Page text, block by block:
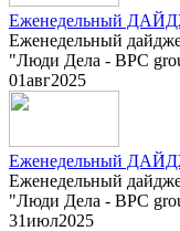
Еженедельный
Еженедельный
"Люди Дела - BPC
01авг2025
Еженедельный
Еженедельный
"Люди Дела - BPC
31июл2025